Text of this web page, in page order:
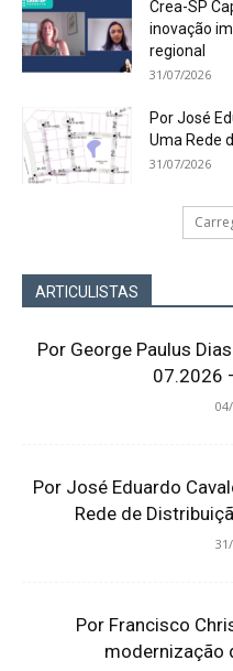
Crea-SP
inovação
regional
31/07/2026
Por José
Uma Rede
31/07/2026
ARTICULISTAS
Por George Paulus
07.2026
Por José Eduardo
Rede de
Por Francisco
modernização